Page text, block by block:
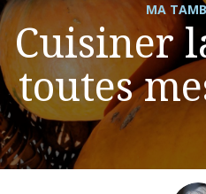
MA
Cuisiner
toutes